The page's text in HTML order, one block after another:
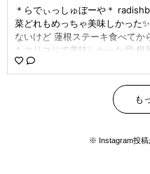
＊らでぃっしゅぼーや＊
菜どれもめっちゃ美味しかった
ないけど 蓮根ステーキ食べて
もコリコリで美味しかった🥺
でで どれも美味しくて楽ちんや
かったけど 想像よりも小ぶり
なんでこんな入りたがるんやろ
だして 八百屋さんごっこが始
らでぃっしゅぼーや #らでぃっ
レシピ #2歳差育児 #2歳差姉妹
も
※ Instagram投稿